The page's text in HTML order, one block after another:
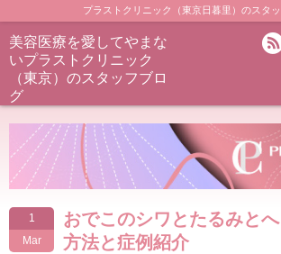
プラストクリニック（東京日暮里）のスタ
美容医療を愛してやまな
いプラストクリニック
（東京）のスタッフブロ
グ
1
Mar
おでこのシワとたるみと
方法と症例紹介